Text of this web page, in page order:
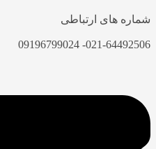
شماره های ارتباطی
021-64492506- 09196799024